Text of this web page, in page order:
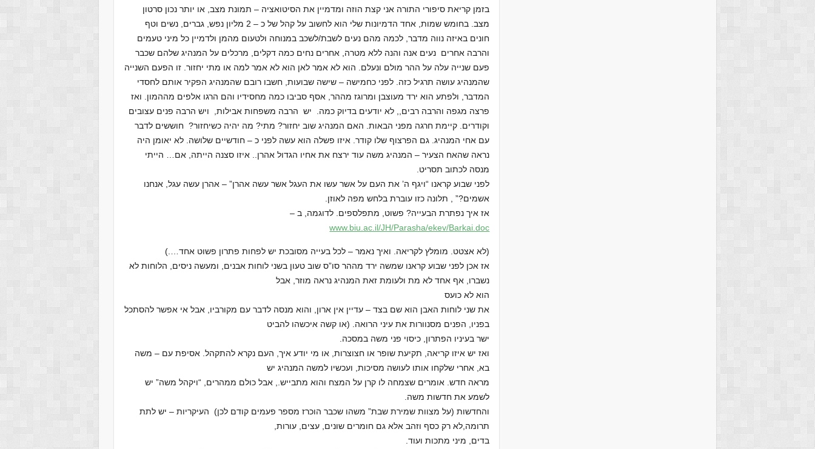
בזמן קריאת סיפורי התורה אני קצת הוזה ומדמיין את הסיטואציה – תמונת מצב, או יותר נכון סרטון
מצב. בחומש שמות, אחד הדמיונות שלי הוא לחשוב על קהל של כ – 2 מליון נפש, גברים, נשים וטף
חונים באיזה נווה מדבר, לכמה מהם נעים לשבת/לשכב במנוחה ולטעום מהמן ולדמיין כל מיני טעמים
והרבה אחרים נעים אנה והנה ללא מטרה, אחרים נחים כמה דקלים, מרכלים על המנהיג שלהם שכבר
פעם שנייה עלה על ההר מולם ונעלם. הוא לא אמר לאן הוא לא אמר למה או מתי יחזור. זו הפעם השנייה
שהמנהיג עושה תרגיל כזה. לפני כחמישה – שישה שבועות, חשבו רובם שהמנהיג הפקיר אותם לחסדי
המדבר, ולפתע הוא ירד מעוצבן ומרוגז מההר, אסף סביבו כמה מחסידיו והם הרגו אלפים מההמון. ואז
פרצה מגפה והרבה רבים,, לא יודעים בדיוק כמה. יש הרבה משפחות אבילות, ויש הרבה פנים עצובים
וקודרים. קיימת חרגה מפני הבאות. האם המנהיג שוב יחזור? מתי? מה יהיה כשיחזור? חוששים לדבר
עם אחי המנהיג. גם הפרצוף שלו קודר. איזו פשלה הוא עשה לפני כ – חודשיים שלושה. לא יאומן היה
נראה שהאח הצעיר – המנהיג משה עוד ירצח את אחיו הגדול אהרן.. איזו סצנה הייתה, אם… הייתי
מנסה לכתוב תסריט.
לפני שבוע קראנו “ויגף ה’ את העם על אשר עשו את העגל אשר עשה אהרן” – אהרן עשה עגל, אנחנו
אשמים?” , תלונה כזו עוברת בלחש מפה לאוזן.
אז איך נפתרת הבעייה? פשוט, מתפלספים. לדוגמה, ב –
www.biu.ac.il/JH/Parasha/ekev/Barkai.doc
(לא אצטט. מומלץ לקריאה. ואיך נאמר – לכל בעייה מסובכת יש לפחות פתרון פשוט אחד….)
אז אכן לפני שבוע קראנו שמשה ירד מההר סו”ס שוב טעון בשני לוחות אבנים, ומעשה ניסים, הלוחות לא
נשברו, אף אחד לא מת ולעומת זאת המנהיג נראה מוזר, אבל
הוא לא כועס
את שני לוחות האבן הוא שם בצד – עדיין אין ארון, והוא מנסה לדבר עם מקורביו, אבל אי אפשר להסתכל
בפניו, הפנים מסנוורות את עיני הרואה. (או קשה איכשהו להביט
ישר בעיניו הפתרון, כיסוי פני משה במסכה.
ואז יש איזו קריאה, תקיעת שופר או חצוצרות, או מי יודע איך, העם נקרא להתקהל. אסיפת עם – משה
בא, אחרי שלקחו אותו לעושה מסיכות, ועכשיו למשה המנהיג יש
מראה חדש. אומרים שצמחה לו קרן על המצח והוא מתבייש., אבל כולם ממהרים, “ויקהל משה” יש
לשמע את חדשות משה.
והחדשות (על מצוות שמירת שבת” משהו שכבר הוכרז מספר פעמים קודם לכן) העיקריות – יש לתת
תרומה,לא רק כסף וזהב אלא גם חומרים שונים, עצים, עורות,
בדים, מיני מתכות ועוד.